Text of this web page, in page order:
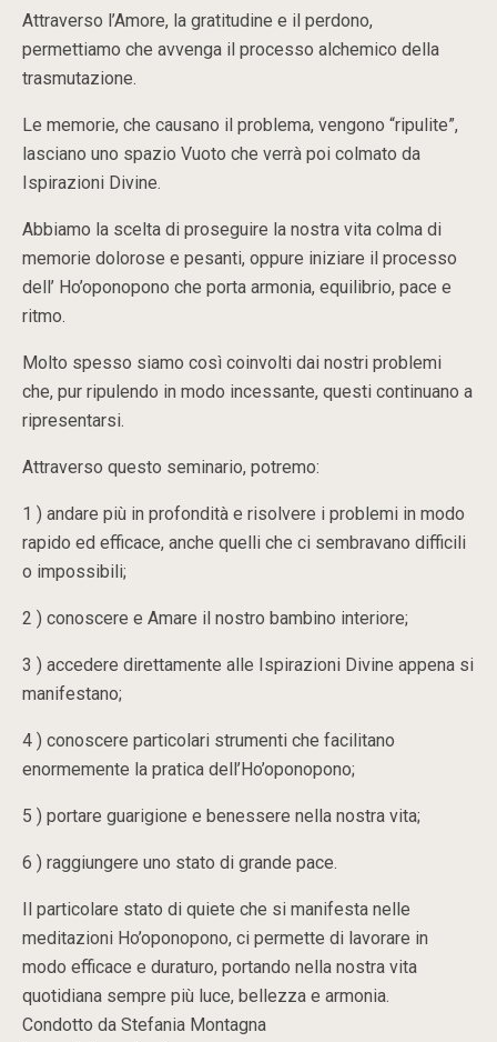
Attraverso l’Amore, la gratitudine e il perdono,
permettiamo che avvenga il processo alchemico della
trasmutazione.
Le memorie, che causano il problema, vengono “ripulite”,
lasciano uno spazio Vuoto che verrà poi colmato da
Ispirazioni Divine.
Abbiamo la scelta di proseguire la nostra vita colma di
memorie dolorose e pesanti, oppure iniziare il processo
dell’ Ho’oponopono che porta armonia, equilibrio, pace e
ritmo.
Molto spesso siamo così coinvolti dai nostri problemi
che, pur ripulendo in modo incessante, questi continuano a
ripresentarsi.
Attraverso questo seminario, potremo:
1 ) andare più in profondità e risolvere i problemi in modo
rapido ed efficace, anche quelli che ci sembravano difficili
o impossibili;
2 ) conoscere e Amare il nostro bambino interiore;
3 ) accedere direttamente alle Ispirazioni Divine appena si
manifestano;
4 ) conoscere particolari strumenti che facilitano
enormemente la pratica dell’Ho’oponopono;
5 ) portare guarigione e benessere nella nostra vita;
6 ) raggiungere uno stato di grande pace.
Il particolare stato di quiete che si manifesta nelle
meditazioni Ho’oponopono, ci permette di lavorare in
modo efficace e duraturo, portando nella nostra vita
quotidiana sempre più luce, bellezza e armonia.
Condotto da Stefania Montagna